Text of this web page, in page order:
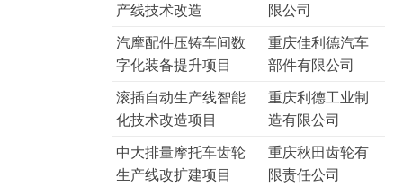
产线技术改造
限公司
汽摩配件压铸车间数
字化装备提升项目
重庆佳利德汽车
部件有限公司
滚插自动生产线智能
化技术改造项目
重庆利德工业制
造有限公司
中大排量摩托车齿轮
生产线改扩建项目
重庆秋田齿轮有
限责任公司